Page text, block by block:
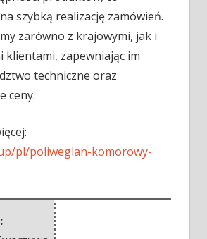
szybką realizację zamówień.
zarówno z krajowymi, jak i
klientami, zapewniając im
techniczne oraz
ceny.
pl/poliweglan-komorowy-